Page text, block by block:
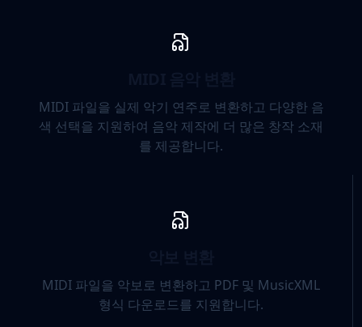
MIDI 파일을 실제 악기 연주로 변환하고 다양한 음
색 선택을 지원하여 음악 제작에 더 많은 창작 소재
를 제공합니다.
MIDI 파일을 악보로 변환하고 PDF 및 MusicXML
형식 다운로드를 지원합니다.